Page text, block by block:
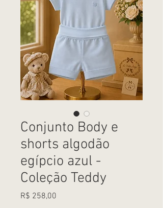
Conjunto Body e
shorts algodão
egípcio azul -
Coleção Teddy
R$ 258,00